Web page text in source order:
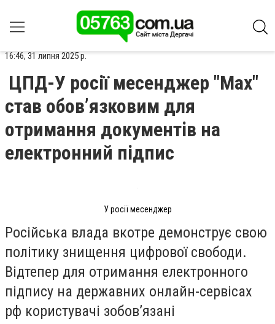
16:46, 31 липня 2025 р.
ЦПД-У росії месенджер "Мах"
став обов’язковим для
отримання документів на
електронний підпис
У росії месенджер
Російська влада вкотре демонструє свою
політику знищення цифрової свободи.
Відтепер для отримання електронного
підпису на державних онлайн-сервісах
рф користувачі зобов’язані